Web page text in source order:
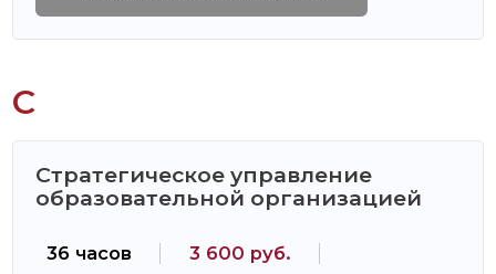
С
Стратегическое управление
образовательной организацией
36 часов
3 600 руб.